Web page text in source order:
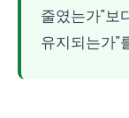
줄였는가"보
유지되는가"